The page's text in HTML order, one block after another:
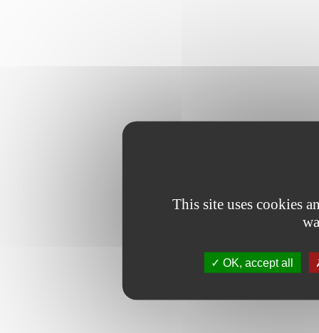
This site uses cookies
OK, accept all